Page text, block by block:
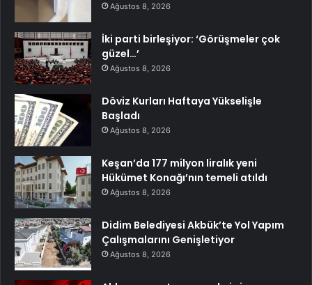
Ağustos 8, 2026
İki parti birleşiyor: ‘Görüşmeler çok
güzel…’
Ağustos 8, 2026
Döviz Kurları Haftaya Yükselişle
Başladı
Ağustos 8, 2026
Keşan’da 177 milyon liralık yeni
Hükümet Konağı’nın temeli atıldı
Ağustos 8, 2026
Didim Belediyesi Akbük’te Yol Yapım
Çalışmalarını Genişletiyor
Ağustos 8, 2026